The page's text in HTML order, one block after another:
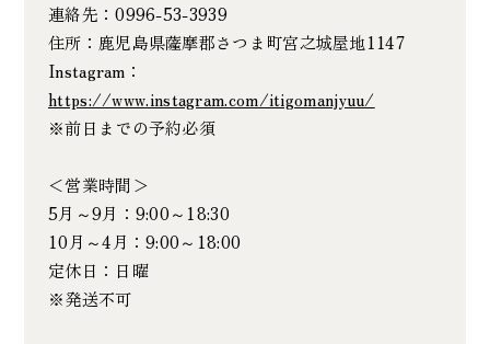
連絡先：0996-53-3939
住所：鹿児島県薩摩郡さつま町宮之城屋地1147
Instagram：
https://www.instagram.com/itigomanjyuu/
※前日までの予約必須
＜営業時間＞
5月～9月：9:00～18:30
10月～4月：9:00～18:00
定休日：日曜
※発送不可